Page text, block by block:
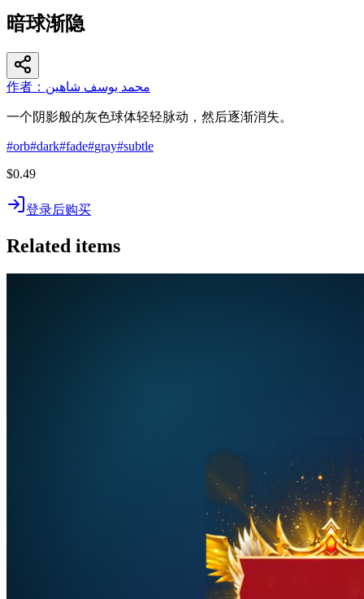
暗球渐隐
作者：محمد يوسف شاهين
一个阴影般的灰色球体轻轻脉动，然后逐渐消失。
#orb#dark#fade#gray#subtle
$0.49
登录后购买
Related items